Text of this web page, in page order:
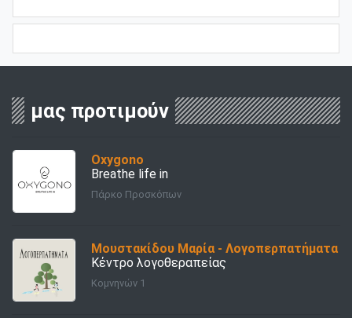
μας προτιμούν
Oxygono
Breathe life in
Πάρκο Προσκόπων
Μουστακίδου Μαρία - Λογοπερπατήματα
Κέντρο λογοθεραπείας
Κομνηνών 1